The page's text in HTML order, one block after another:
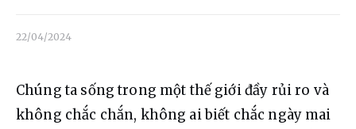
Dâng hiến
22/04/2024
Chúng ta sống trong một thế giới đầy rủi ro và
không chắc chắn, không ai biết chắc ngày mai